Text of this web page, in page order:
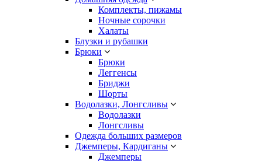
Комплекты, пижамы
Ночные сорочки
Халаты
Блузки и рубашки
Брюки
Брюки
Леггенсы
Бриджи
Шорты
Водолазки, Лонгсливы
Водолазки
Лонгсливы
Одежда больших размеров
Джемперы, Кардиганы
Джемперы